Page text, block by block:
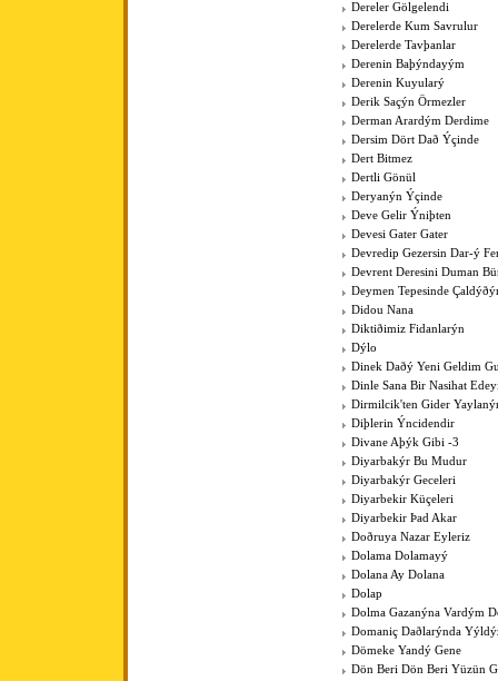
Dereler Gölgelendi
Derelerde Kum Savrulur
Derelerde Tavþanlar
Derenin Baþýndayým
Derenin Kuyularý
Derik Saçýn Örmezler
Derman Arardým Derdime
Dersim Dört Dað Ýçinde
Dert Bitmez
Dertli Gönül
Deryanýn Ýçinde
Deve Gelir Ýniþten
Devesi Gater Gater
Devredip Gezersin Dar-ý
Devrent Deresini Duman
Deymen Tepesinde
Didou Nana
Diktiðimiz Fidanlarýn
Dýlo
Dinek Daðý Yeni Geldim
Dinle Sana Bir Nasihat
Dirmilcik'ten Gider
Diþlerin Ýncidendir
Divane Aþýk Gibi -3
Diyarbakýr Bu Mudur
Diyarbakýr Geceleri
Diyarbekir Küçeleri
Diyarbekir Þad Akar
Doðruya Nazar Eyleriz
Dolama Dolamayý
Dolana Ay Dolana
Dolap
Dolma Gazanýna Vardým
Domaniç Daðlarýnda
Dömeke Yandý Gene
Dön Beri Dön Beri Yüzün